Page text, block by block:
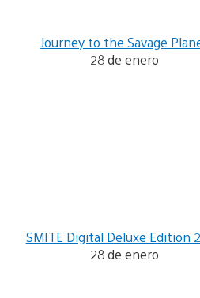
Journey to the Savage
28 de enero
SMITE Digital Deluxe Edition
28 de enero